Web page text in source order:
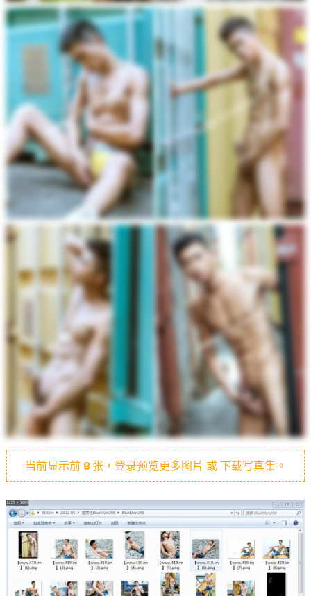
当前显示前 8张，登录预览更多图片 或 下载写真集。